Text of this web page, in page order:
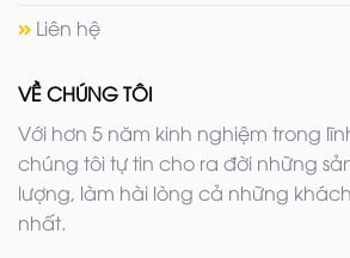
Liên hệ
VỀ CHÚNG TÔI
Với hơn 5 năm kinh nghiệm trong
chúng tôi tự tin cho ra đời những
lượng, làm hài lòng cả những
nhất.